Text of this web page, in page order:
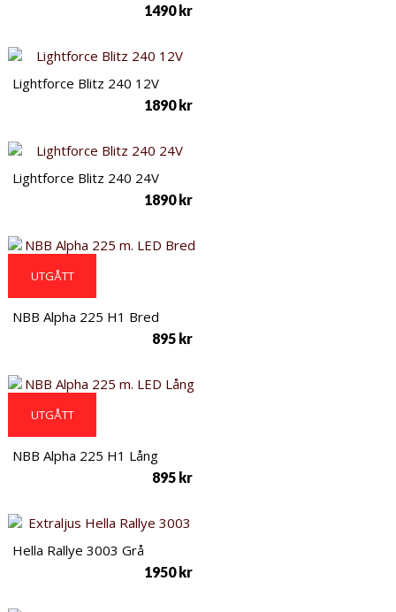
1490kr
Lightforce Blitz 240 12V
1890kr
Lightforce Blitz 240 24V
1890kr
UTGÅTT
NBB Alpha 225 H1 Bred
895 kr
UTGÅTT
NBB Alpha 225 H1 Lång
895 kr
Hella Rallye 3003 Grå
1950kr